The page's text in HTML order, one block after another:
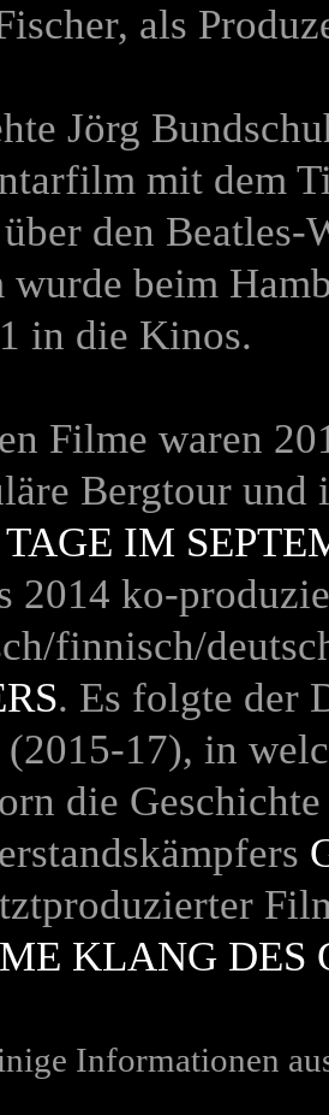
als
Jörg
mit dem
den Beatles-
wurde beim
in die Kinos.
Filme waren
Bergtour
IM
2014 ko-
finnisch/
. Es folgte der
(2015-17), in
die
KLANG DES
Informationen